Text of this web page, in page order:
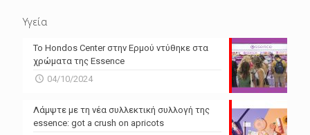
Υγεία
Το Hondos Center στην Ερμού ντύθηκε στα
χρώματα της Essence
04/10/2024
Λάμψτε με τη νέα συλλεκτική συλλογή της
essence: got a crush on apricots